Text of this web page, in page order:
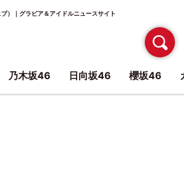
）｜グラビア＆アイドルニュースサイト
乃木坂46 日向坂46 櫻坂46